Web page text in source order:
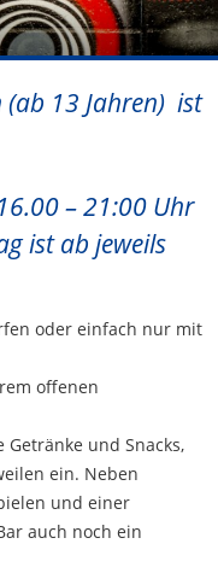
(ab 13 Jahren) ist
– 21:00 Uhr
ist ab jeweils
oder einfach nur mit
offenen
und Snacks,
ein. Neben
und einer
auch noch ein